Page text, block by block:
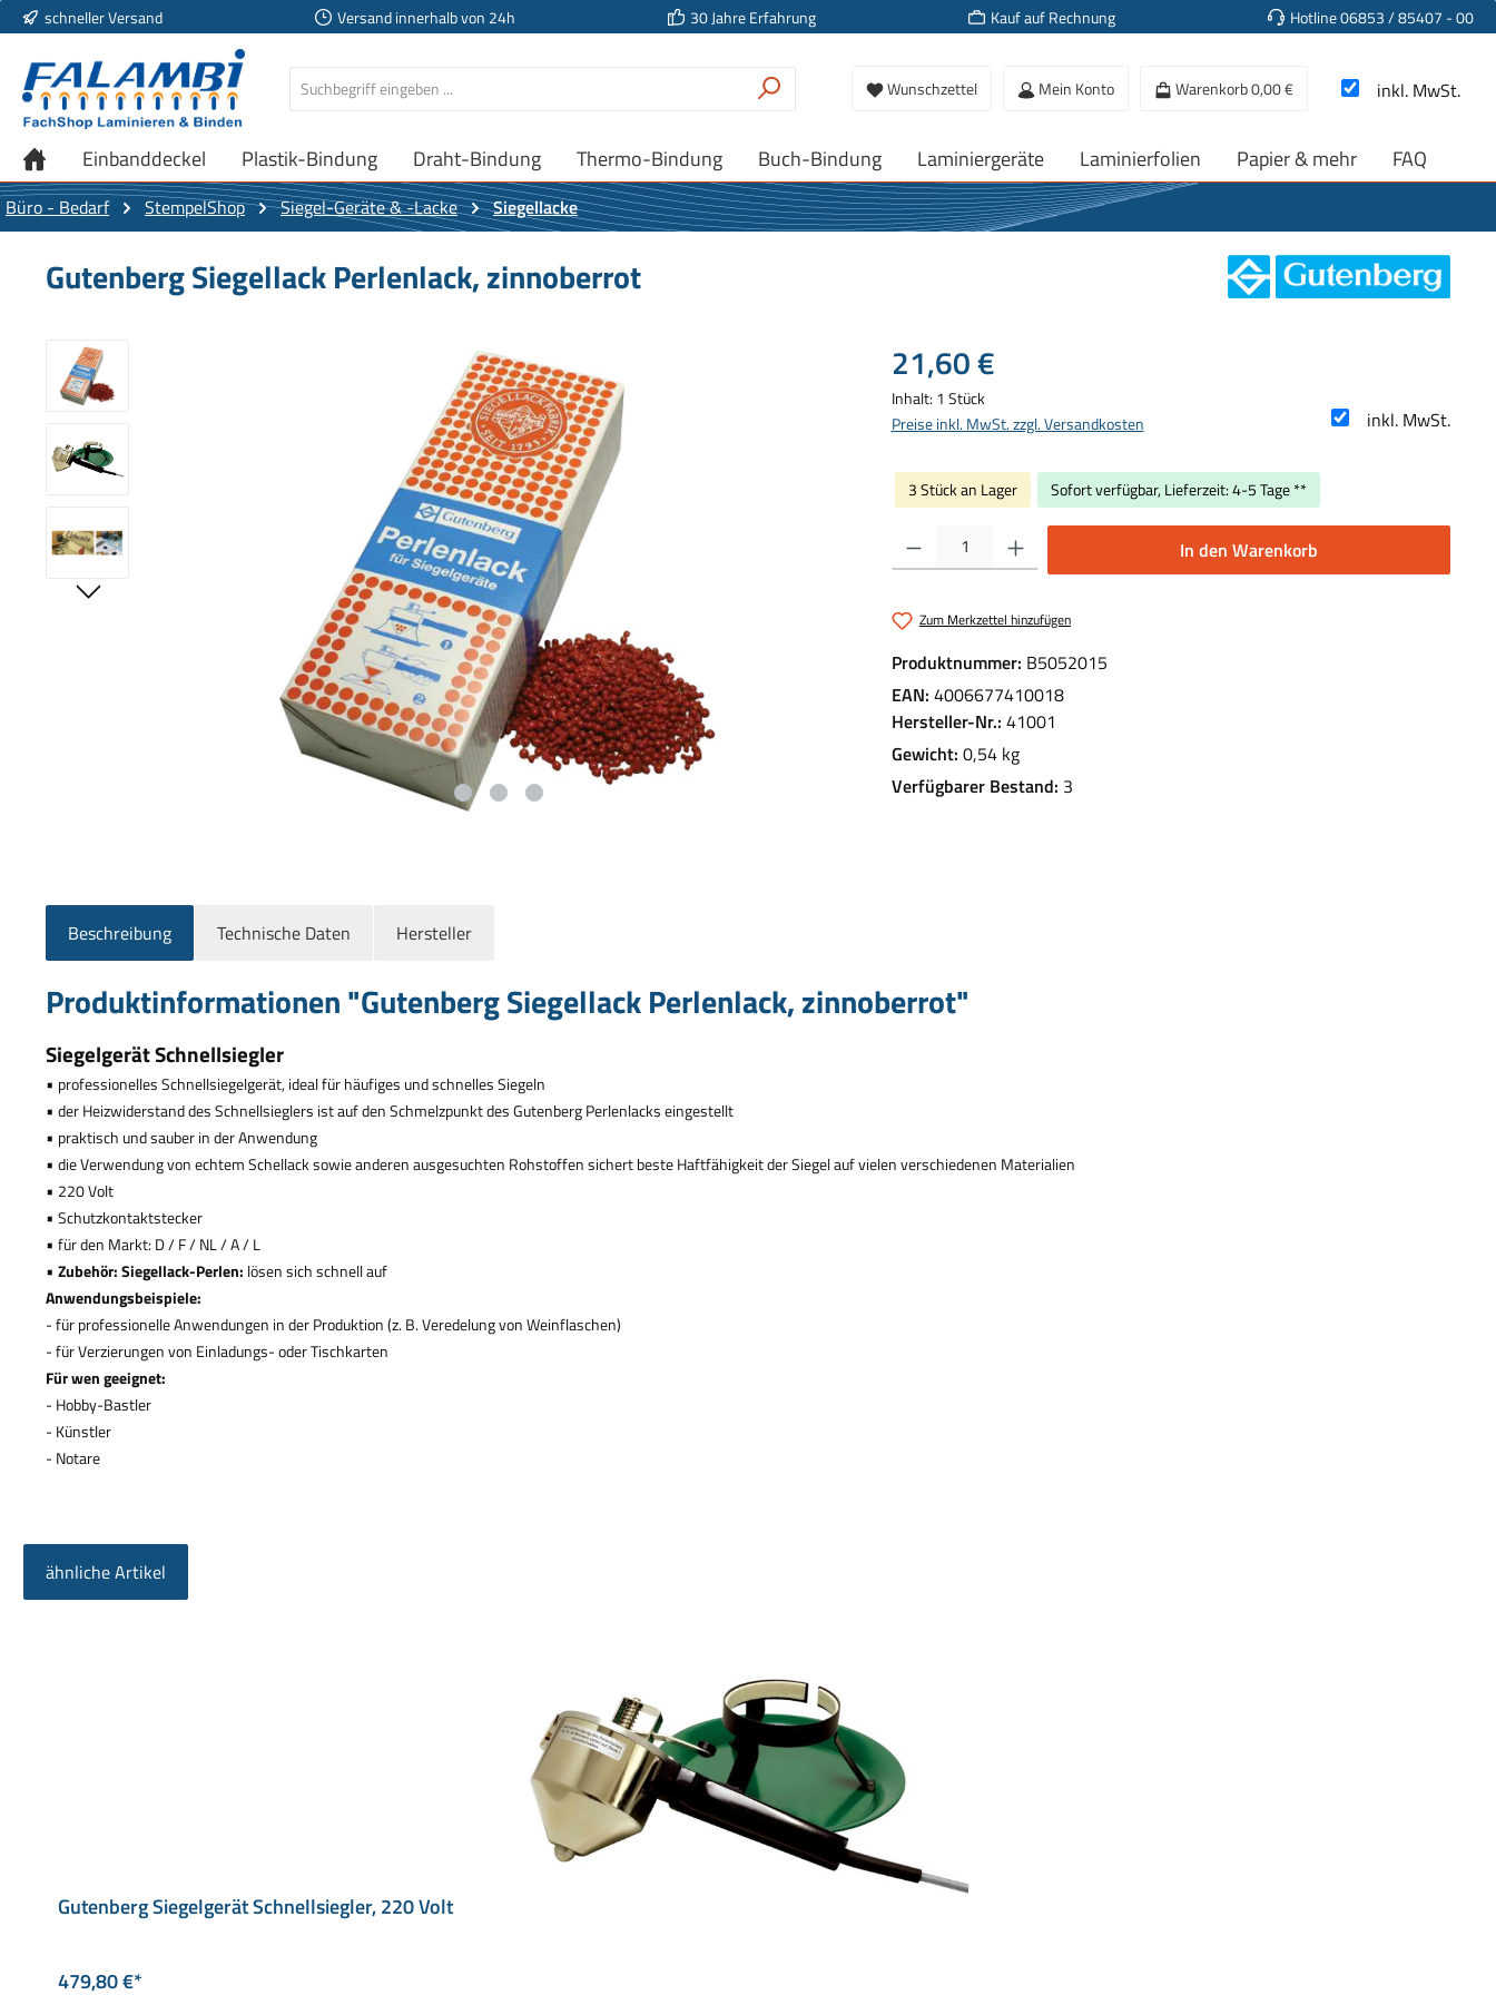
Hauptinhalt springen
Zur Suche springen
Zur Hauptnavigation springen
schneller Versand Versand innerhalb von 24h 30 Jahre Erfahrung Kauf auf Rechnung Hotline 06853 / 85407 - 00
Wunschzettel Mein Konto Warenkorb0,00 € inkl. MwSt.
Einbanddeckel Plastik-Bindung Draht-Bindung Thermo-Bindung Buch-Bindung Laminiergeräte Laminierfolien Papier & mehr FAQ
Büro - Bedarf StempelShop Siegel-Geräte & -Lacke Siegellacke
Gutenberg Siegellack Perlenlack, zinnoberrot
Bildergalerie überspringen Regulärer Preis:
21,60 €
Inhalt: 1 Stück
inkl. MwSt.
Preise inkl. MwSt. zzgl. Versandkosten
3 Stück an Lager Sofort verfügbar, Lieferzeit: 4-5 Tage **
Produkt Anzahl: Gib den gewünschten Wert ein oder benutze die Schaltflächen um die
In den Warenkorb
Zum Merkzettel hinzufügen
Produktnummer: B5052015
EAN: 4006677410018
Hersteller-Nr.: 41001
Gewicht: 0,54 kg
Verfügbarer Bestand: 3
Beschreibung Technische Daten Hersteller
Produktinformationen "Gutenberg Siegellack Perlenlack, zinnoberrot"
Siegelgerät Schnellsiegler
• professionelles Schnellsiegelgerät, ideal für häufiges und schnelles Siegeln
• der Heizwiderstand des Schnellsieglers ist auf den Schmelzpunkt des Gutenberg Perlenlacks eingestellt
• praktisch und sauber in der Anwendung
• die Verwendung von echtem Schellack sowie anderen ausgesuchten Rohstoffen sichert beste Haftfähigkeit der Siegel auf vielen verschiedenen Materialien
• 220 Volt
• Schutzkontaktstecker
• für den Markt: D / F / NL / A / L
• Zubehör: Siegellack-Perlen: lösen sich schnell auf
Anwendungsbeispiele:
- für professionelle Anwendungen in der Produktion (z. B. Veredelung von Weinflaschen)
- für Verzierungen von Einladungs- oder Tischkarten
Für wen geeignet:
- Hobby-Bastler
- Künstler
- Notare
ähnliche Artikel
Gutenberg Siegelgerät Schnellsiegler, 220 Volt
479,80 €*